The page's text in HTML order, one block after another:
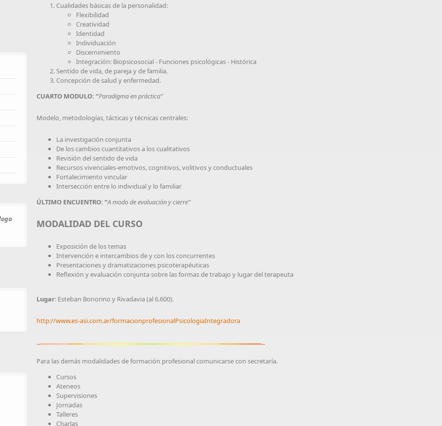
Cualidades básicas de la personalidad:
Flexibilidad
Creatividad
Identidad
Individuación
Discernimiento
Integración: Biopsicosocial - Funciones psicológicas - Histórica
Sentido de vida, de pareja y de familia.
Concepción de salud y enfermedad.
CUARTO MODULO: “Paradigma en práctica”
Modelo, metodologías, tácticas y técnicas centrales:
La investigación conjunta
De los cambios cuantitativos a los cualitativos
Revisión del sentido de vida
Recursos vivenciales-emotivos, cognitivos, volitivos y conductuales
Fortalecimiento vincular
Intersección entre lo individual y lo familiar
ÚLTIMO ENCUENTRO: “A modo de evaluación y cierre”
MODALIDAD DEL CURSO
Exposición de los temas
Intervención e intercambios de y con los concurrentes
Presentaciones y dramatizaciones psicoterapéuticas
Reflexión y evaluación conjunta sobre las formas de trabajo y lugar del terapeuta
Lugar: Esteban Bonorino y Rivadavia (al 6.600).
http://www.es-asi.com.ar/formacionprofesionalPsicologiaIntegradora
Para las demás modalidades de formación profesional comunicarse con secretaría.
Cursos
Ateneos
Supervisiones
Jornadas
Talleres
Charlas